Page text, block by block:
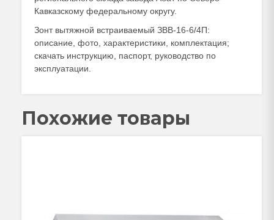
Кавказскому федеральному округу.
Зонт вытяжной встраиваемый ЗВВ-16-6/4П:
описание, фото, характеристики, комплектация;
скачать инструкцию, паспорт, руководство по
эксплуатации.
Похожие товары